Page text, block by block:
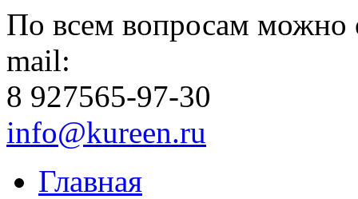
По всем вопросам можно
mail:
8 927565-97-30
info@kureen.ru
Главная